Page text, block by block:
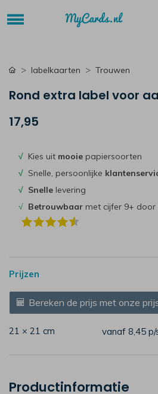
labelkaarten Trouwen
Rond extra label voor
17,95
√ Kies uit mooie papiersoorten
√ Snelle, persoonlijke
√ Snelle levering
√ Betrouwbaar met cijfer 9+ door
Prijzen
Bereken de prijs met onze
21 × 21 cm vanaf 8,45
Productinformatie